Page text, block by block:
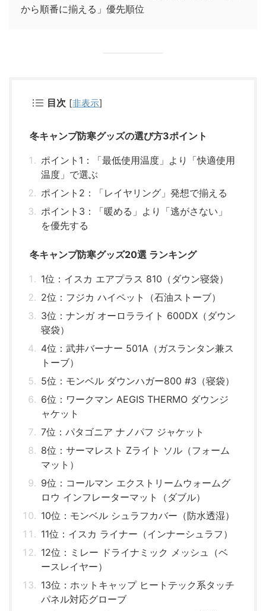
から順番に揃える」優先順位
目次 [非表示]
冬キャンプ防寒グッズの選び方3ポイント
ポイント1：「最低使用温度」より「快適使用
温度」で選ぶ
ポイント2：「レイヤリング」発想で揃える
ポイント3：「暖める」より「逃がさない」
を優先する
冬キャンプ防寒グッズ20選 ランキング
1位：イスカ エアプラス 810（ダウン寝袋）
2位：フジカ ハイペット（石油ストーブ）
3位：ナンガ オーロラライト 600DX（ダウン
寝袋）
4位：武井バーナー 501A（ガスランタン兼ス
トーブ）
5位：モンベル ダウンハガー800 #3（寝袋）
6位：ワークマン AEGIS THERMO ダウンジ
ャケット
7位：パタゴニア ナノパフ ジャケット
8位：サーマレスト Zライト ソル（フォーム
マット）
9位：コールマン エクストリームウォームグ
ロウ インフレーターマット（ダブル）
10位：モンベル シュラフカバー（防水透湿）
11位：イスカ ライナー（インナーシュラフ）
12位：ミレー ドライナミック メッシュ（ベ
ースレイヤー）
13位：ホットキャップ ヒートテック系タッチ
パネル対応グローブ